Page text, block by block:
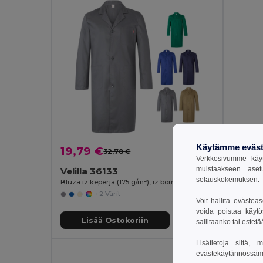
19,79 €32,78 € -40%
Velilla 36133
Bluza iz keperja (175 g/m²), iz bombaža (35 %) in poliestra (65 %)
+2 Värit
Lisää Ostokoriin
TH
Käytämme
Verkkosivumme
muistaakseen
selauskokemuksen.
Voit hallita
voida poistaa
sallitaanko tai
Lisätietoja siitä,